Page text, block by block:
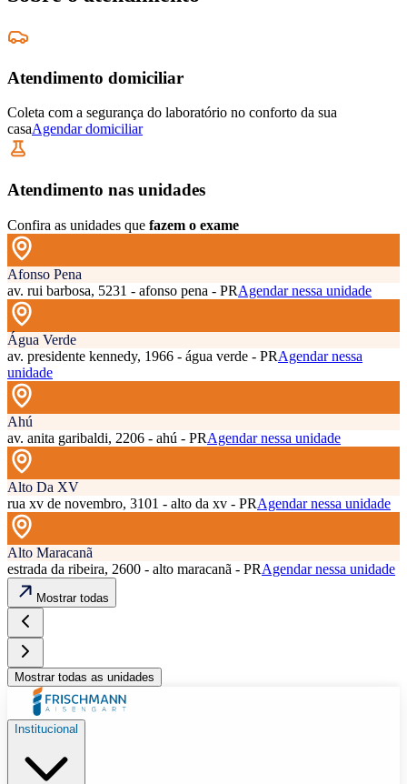
Atendimento domiciliar
Coleta com a segurança do laboratório no conforto da sua
casaAgendar domiciliar
Atendimento nas unidades
Confira as unidades que fazem o exame
Afonso Pena
av. rui barbosa, 5231 - afonso pena - PRAgendar nessa unidade
Água Verde
av. presidente kennedy, 1966 - água verde - PRAgendar nessa
unidade
Ahú
av. anita garibaldi, 2206 - ahú - PRAgendar nessa unidade
Alto Da XV
rua xv de novembro, 3101 - alto da xv - PRAgendar nessa unidade
Alto Maracanã
estrada da ribeira, 2600 - alto maracanã - PRAgendar nessa unidade
Mostrar todas
Mostrar todas as unidades
Institucional